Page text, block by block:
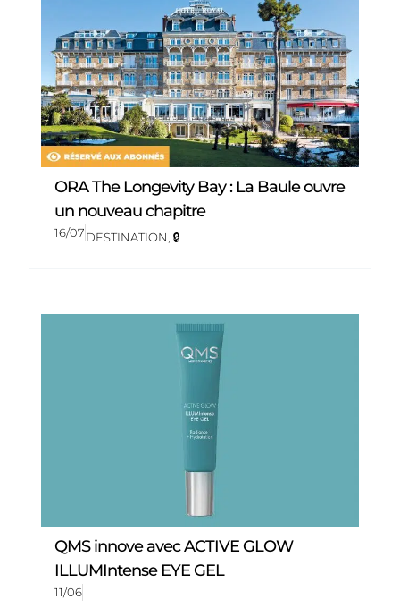
ORA The Longevity Bay : La Baule ouvre
un nouveau chapitre
16/07DESTINATION 🔒
QMS innove avec ACTIVE GLOW
ILLUMIntense EYE GEL
11/06